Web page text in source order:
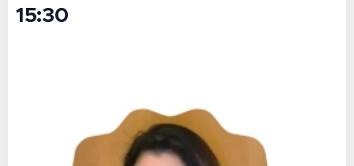
15:30